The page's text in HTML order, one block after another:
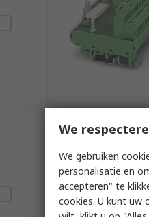
We
We gebruiken
personalisatie en
accepteren" te
cookies. U kunt uw